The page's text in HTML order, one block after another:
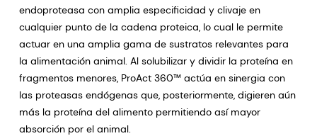
endoproteasa con amplia especificidad y clivaje en
cualquier punto de la cadena proteica, lo cual le permite
actuar en una amplia gama de sustratos relevantes para
la alimentación animal. Al solubilizar y dividir la proteína en
fragmentos menores, ProAct 360™ actúa en sinergia con
las proteasas endógenas que, posteriormente, digieren aún
más la proteína del alimento permitiendo así mayor
absorción por el animal.